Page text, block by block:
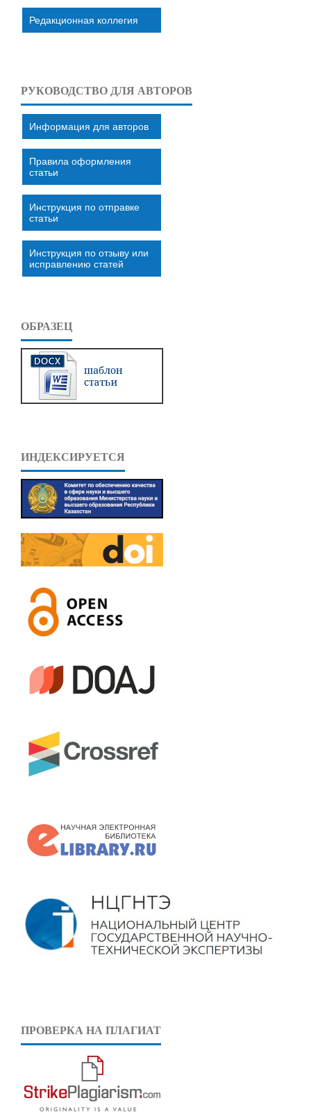
Редакционная коллегия
РУКОВОДСТВО ДЛЯ АВТОРОВ
Информация для авторов
Правила оформления
статьи
Инструкция по отправке
статьи
Инструкция по отзыву или
исправлению статей
ОБРАЗЕЦ
ИНДЕКСИРУЕТСЯ
ПРОВЕРКА НА ПЛАГИАТ